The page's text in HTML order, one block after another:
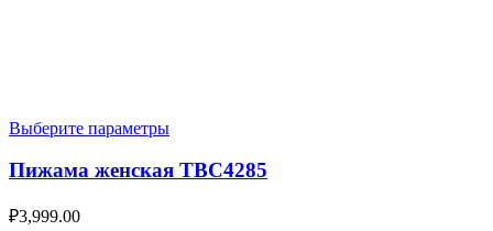
Выберите параметры
Пижама женская TBC4285
₽3,999.00